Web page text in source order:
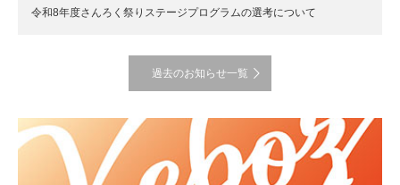
令和8年度さんろく祭りステージプログラムの選考について
過去のお知らせ一覧